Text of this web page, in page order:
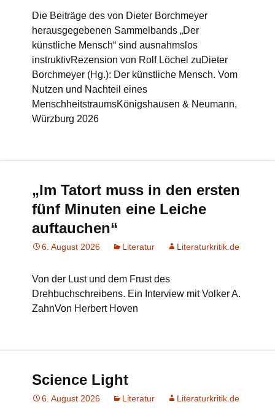
Die Beiträge des von Dieter Borchmeyer
herausgegebenen Sammelbands „Der
künstliche Mensch“ sind ausnahmslos
instruktivRezension von Rolf Löchel zuDieter
Borchmeyer (Hg.): Der künstliche Mensch. Vom
Nutzen und Nachteil eines
MenschheitstraumsKönigshausen & Neumann,
Würzburg 2026
„Im Tatort muss in den ersten
fünf Minuten eine Leiche
auftauchen“
6. August 2026 Literatur Literaturkritik.de
Von der Lust und dem Frust des
Drehbuchschreibens. Ein Interview mit Volker A.
ZahnVon Herbert Hoven
Science Light
6. August 2026 Literatur Literaturkritik.de